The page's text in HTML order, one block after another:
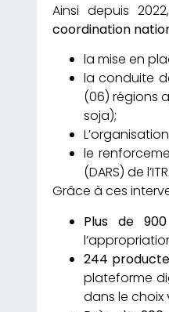
Ainsi depuis
coordination
la mise en
la conduite
(06) régions
soja);
le
(DARS) de
Grâce à ces
Plus de
244
plateforme
dans le choix